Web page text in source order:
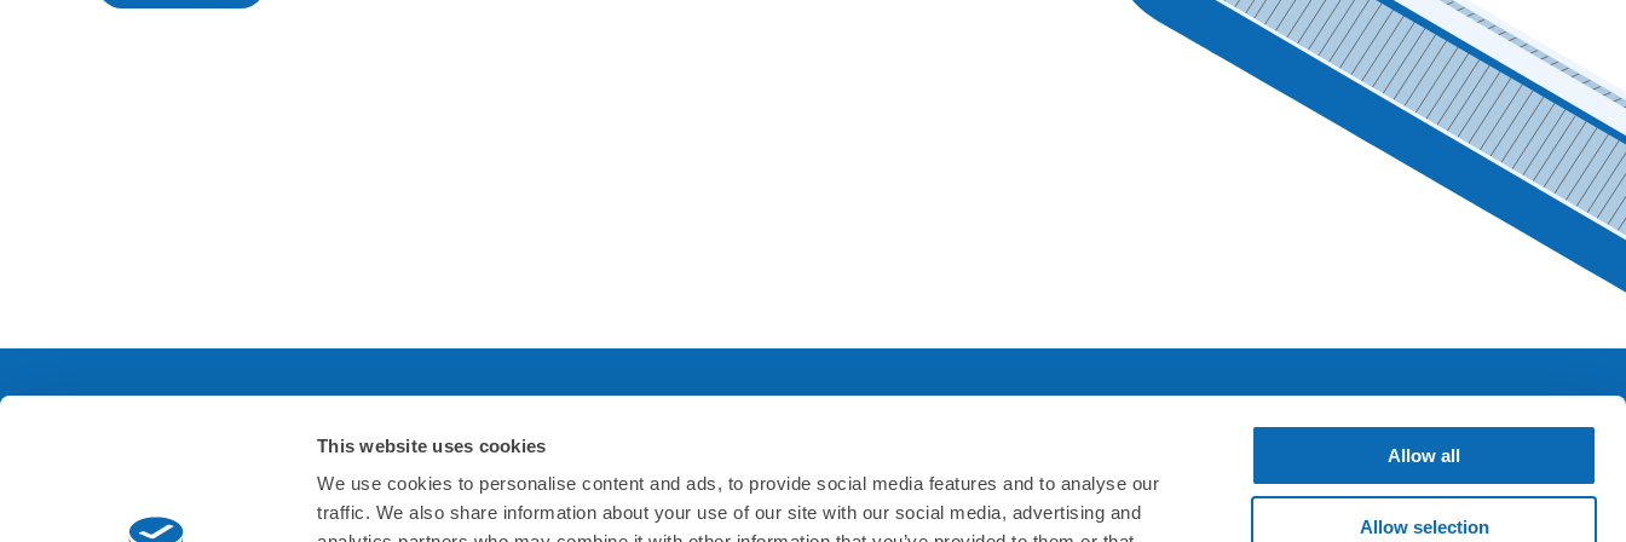
This website uses cookies
We use cookies to personalise content and ads, to provide social media features and to analyse our
traffic. We also share information about your use of our site with our social media, advertising and
Allow all
Allow selection
よくあるご質問
会社について
会社ホームページ
規約について
利用規約
SNS & アプリ